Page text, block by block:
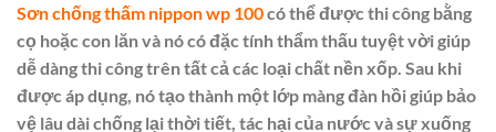
Sơn chống thấm nippon wp 100có thể được thi công bằng
cọ hoặc con lăn và nó có đặc tính thẩm thấu tuyệt vời giúp
dễ dàng thi công trên tất cả các loại chất nền xốp. Sau khi
được áp dụng, nó tạo thành một lớp màng đàn hồi giúp bảo
vệ lâu dài chống lại thời tiết, tác hại của nước và sự xuống